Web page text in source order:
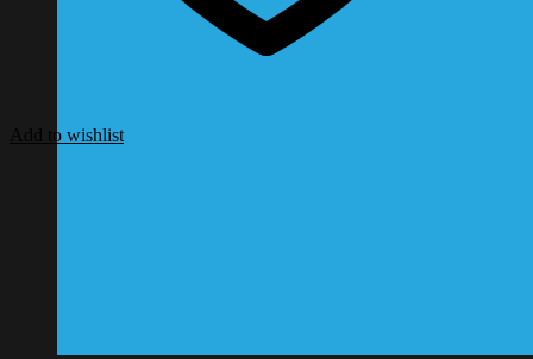
Add to wishlist